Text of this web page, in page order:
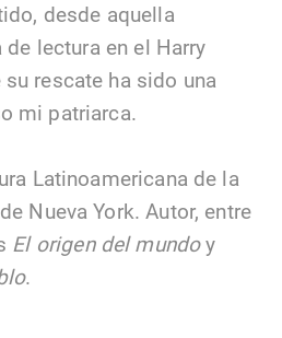
desde aquella
lectura en el Harry
su rescate ha sido una
mi patriarca.
Latinoamericana de la
Nueva York. Autor, entre
El origen del mundoy
.